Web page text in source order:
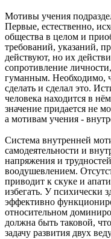
Мотивы учения
Первые, естественно,
общества в целом и
требований, указаний,
действуют, но их
сопротивление
гуманным. Необходимо,
сделать и сделал это.
человека находится в
значение придается не
а мотивам учения -
Система внутренней
самодеятельности и
напряжения и
воодушевлением.
приводит к скуке и
избегать. У психически
эффективно
относительном
должна быть таковой,
задачу развития двух